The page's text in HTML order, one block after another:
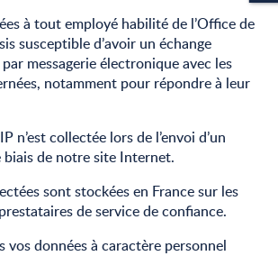
à tout employé habilité de l’Office de
susceptible d’avoir un échange
messagerie électronique avec les
notamment pour répondre à leur
n’est collectée lors de l’envoi d’un
de notre site Internet.
sont stockées en France sur les
de service de confiance.
vos données à caractère personnel